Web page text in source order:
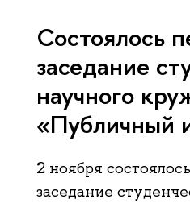
Состоялось
заседание
научного
«Публичный
2 ноября
заседание